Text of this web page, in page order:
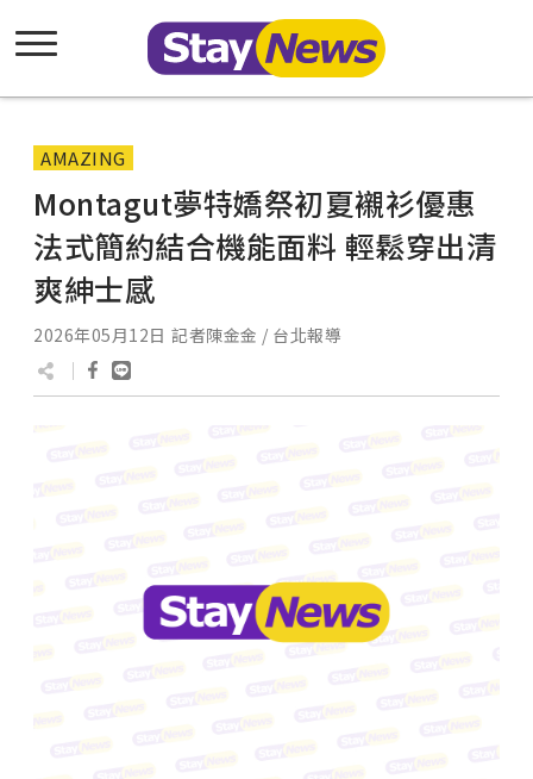
AMAZING
Montagut夢特嬌祭初夏襯衫優惠
法式簡約結合機能面料 輕鬆穿出清
爽紳士感
2026年05月12日 記者陳金金 / 台北報導